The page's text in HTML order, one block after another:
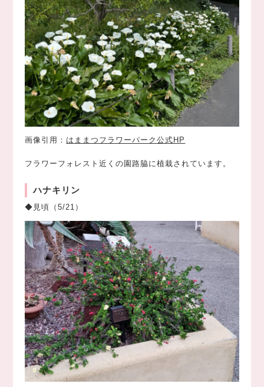
画像引用： はままつフラワーパーク公式HP
フラワーフォレスト近くの園路脇に植栽されています。
ハナキリン
◆見頃（5/21）